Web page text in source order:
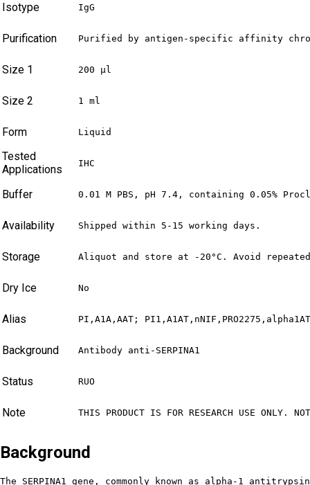
Isotype IgG
Purification Purified by antigen-specific affinity
Size 1 200 µl
Size 2 1 ml
Form Liquid
Tested
Applications
IHC
Buffer 0.01 M PBS, pH 7.4, containing 0.05%
Availability Shipped within 5-15 working days.
Storage Aliquot and store at -20°C. Avoid
Dry Ice No
Alias PI,A1A,AAT;
Background Antibody anti-SERPINA1
Status RUO
Note THIS PRODUCT IS FOR RESEARCH USE ONLY.
Background
The SERPINA1 gene, commonly known as alpha-1